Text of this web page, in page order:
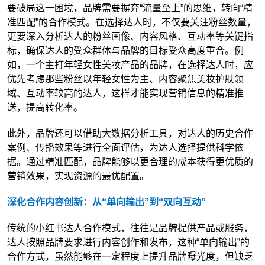
要破局这一困境，品牌需要摒弃“流量至上”的思维，转向“精
准匹配”的合作模式。在选择达人时，不仅要关注粉丝数量，
更要深入分析达人的粉丝画像、内容风格、互动率等关键指
标，确保达人的受众群体与品牌的目标受众高度重合。例
如，一个主打年轻女性美妆产品的品牌，在选择达人时，应
优先考虑那些粉丝以年轻女性为主、内容聚焦美妆护肤领
域、互动率较高的达人，这样才能实现营销信息的精准推
送，提高转化率。
此外，品牌还可以借助大数据分析工具，对达人的历史合作
案例、传播效果等进行全面评估，为达人选择提供科学依
据。通过精准匹配，品牌能够以更合理的成本获得更优质的
营销效果，实现资源的最优配置。
深化合作内容创新：从“单向输出”到“双向互动”
传统的小红书达人合作模式，往往是品牌提供产品或服务，
达人按照品牌要求进行内容创作和发布，这种“单向输出”的
合作方式，虽然能够在一定程度上提升品牌曝光度，但缺乏